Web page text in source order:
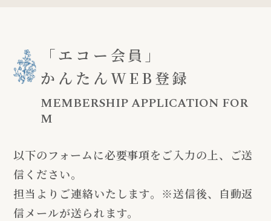
「エコー会員」
かんたんWEB登録
MEMBERSHIP APPLICATION FOR
M
以下のフォームに必要事項をご入力の上、ご送
信ください。
担当よりご連絡いたします。※送信後、自動返
信メールが送られます。